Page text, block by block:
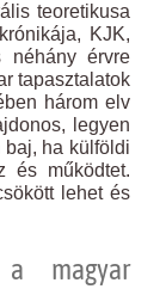
teoretikusa
KJK,
néhány érvre
tapasztalatok
három elv
legyen
ha külföldi
és működtet.
lehet és
magyar